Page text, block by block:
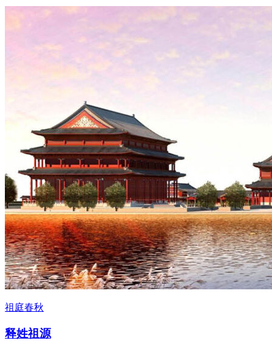
祖庭春秋
释姓祖源